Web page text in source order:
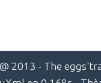
@ 2013 - The